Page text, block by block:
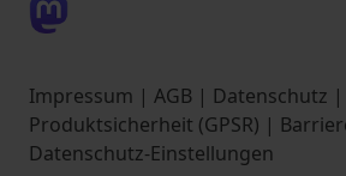
Impressum | AGB | Datenschutz |
Produktsicherheit (GPSR) |
Datenschutz-Einstellungen